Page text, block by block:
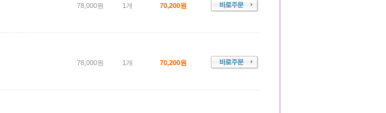
78,000원 1개 70,200원
78,000원 1개 70,200원